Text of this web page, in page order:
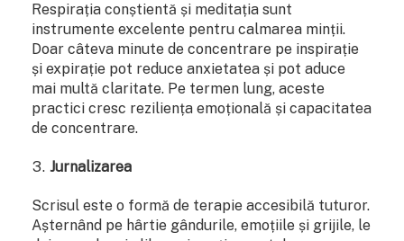
Respirația conștientă și meditația sunt
instrumente excelente pentru calmarea minții.
Doar câteva minute de concentrare pe inspirație
și expirație pot reduce anxietatea și pot aduce
mai multă claritate. Pe termen lung, aceste
practici cresc reziliența emoțională și capacitatea
de concentrare.
Jurnalizarea
Scrisul este o formă de terapie accesibilă tuturor.
Așternând pe hârtie gândurile, emoțiile și grijile, le